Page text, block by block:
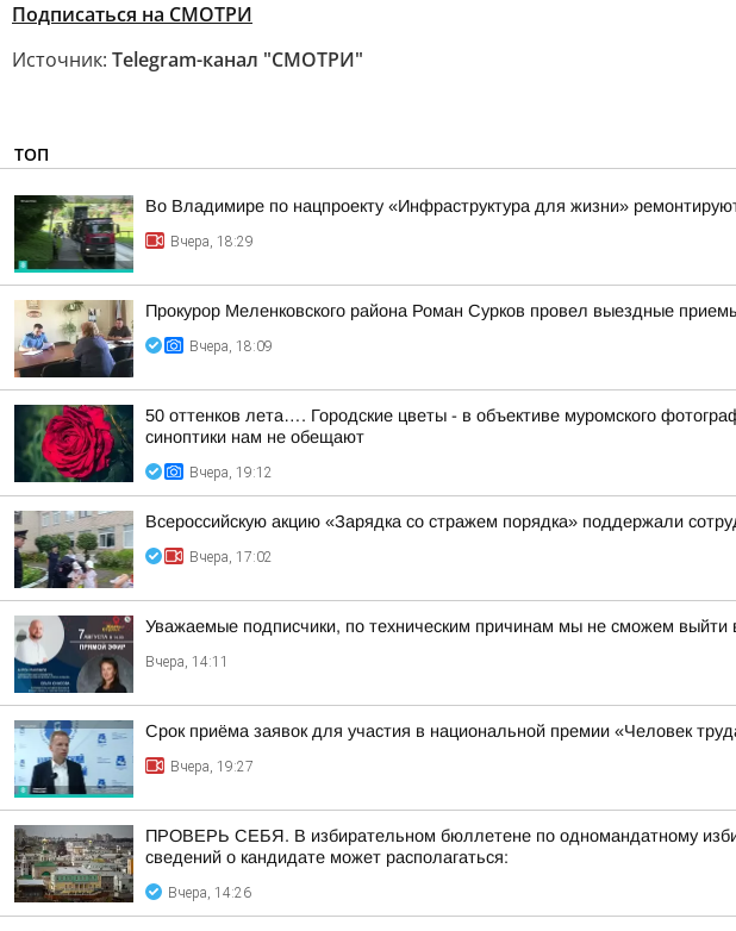
Подписаться на СМОТРИ
Источник: Telegram-канал "СМОТРИ"
ТОП
Во Владимире по нацпроекту «Инфраструктура для жизни»
Вчера, 18:29
Прокурор Меленковского района Роман Сурков провел выездные
Вчера, 18:09
50 оттенков лета…. Городские цветы - в объективе муромского
синоптики нам не обещают
Вчера, 19:12
Всероссийскую акцию «Зарядка со стражем порядка» поддержали
Вчера, 17:02
Уважаемые подписчики, по техническим причинам мы не сможем выйти
Вчера, 14:11
Срок приёма заявок для участия в национальной премии «Человек
Вчера, 19:27
ПРОВЕРЬ СЕБЯ. В избирательном бюллетене по одномандатному
сведений о кандидате может располагаться:
Вчера, 14:26